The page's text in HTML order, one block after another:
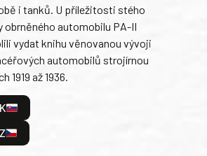
i tanků. U příležitosti stého
obrněného automobilu PA-II
vydat knihu věnovanou vývoji
automobilů strojírnou
1919 až 1936.